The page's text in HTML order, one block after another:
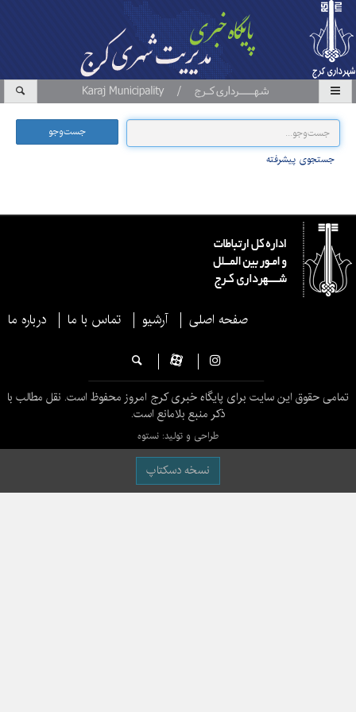
جست‌وجو
جستجوی پیشرفته
صفحه اصلی آرشیو تماس با ما درباره ما
تمامی حقوق این سایت برای پایگاه خبری کرج امروز محفوظ است. نقل مطالب با
ذکر منبع بلامانع است.
طراحی و تولید: نستوه
نسخه دسکتاپ